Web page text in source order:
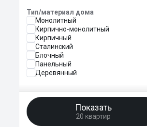
Тип/материал дома
Монолитный
Кирпично-монолитный
Кирпичный
Сталинский
Блочный
Панельный
Деревянный
Показать
20 квартир